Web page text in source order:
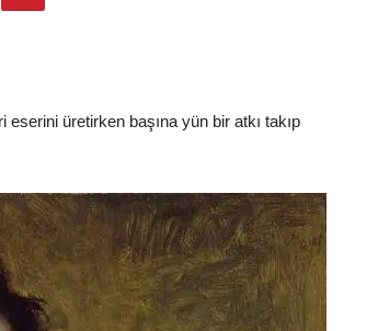
eserini üretirken başına yün bir atkı takıp